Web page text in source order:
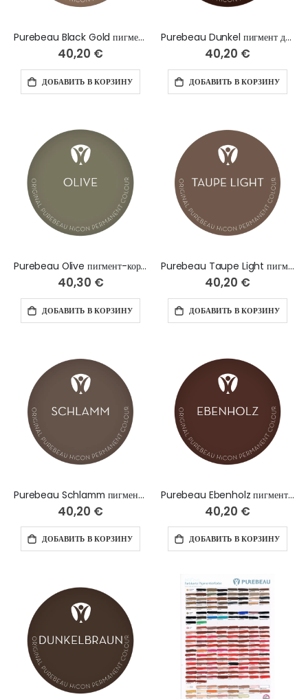
Purebeau Black Gold пигмент для бровей, 10 мл
40,20 €
ДОБАВИТЬ В КОРЗИНУ
Purebeau Dunkel пигмент для бровей, 10 мл
40,20 €
ДОБАВИТЬ В КОРЗИНУ
Purebeau Olive пигмент-корректор для бровей, 10 мл
40,30 €
ДОБАВИТЬ В КОРЗИНУ
Purebeau Taupe Light пигмент для бровей, 10 мл
40,20 €
ДОБАВИТЬ В КОРЗИНУ
Purebeau Schlamm пигмент для бровей, 10 мл
40,20 €
ДОБАВИТЬ В КОРЗИНУ
Purebeau Ebenholz пигмент для бровей, 10 мл
40,20 €
ДОБАВИТЬ В КОРЗИНУ